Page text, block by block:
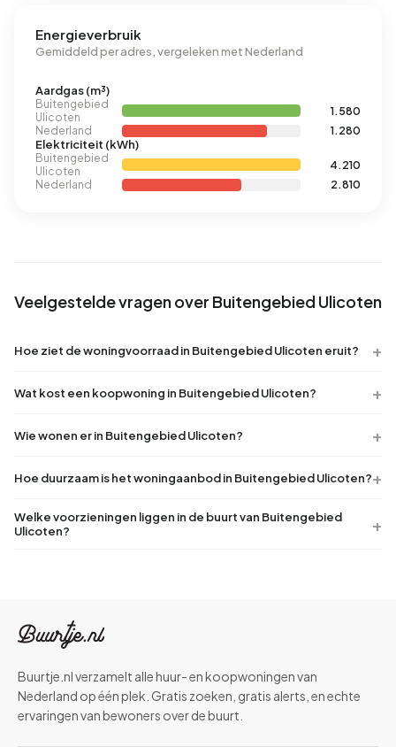
Energieverbruik
Gemiddeld per adres, vergeleken met Nederland
Aardgas (m³)
Buitengebied
Ulicoten
1.580
Nederland
1.280
Elektriciteit (kWh)
Buitengebied
Ulicoten
4.210
Nederland
2.810
Veelgestelde vragen over Buitengebied Ulicoten
Hoe ziet de woningvoorraad in Buitengebied Ulicoten eruit?
Wat kost een koopwoning in Buitengebied Ulicoten?
Wie wonen er in Buitengebied Ulicoten?
Hoe duurzaam is het woningaanbod in Buitengebied Ulicoten?
Welke voorzieningen liggen in de buurt van Buitengebied
Ulicoten?
Buurtje.nl verzamelt alle huur- en koopwoningen van
Nederland op één plek. Gratis zoeken, gratis alerts, en echte
ervaringen van bewoners over de buurt.